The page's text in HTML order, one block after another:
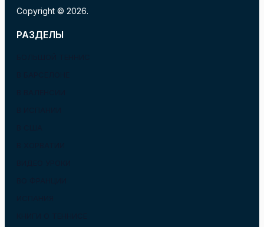
Copyright © 2026.
РАЗДЕЛЫ